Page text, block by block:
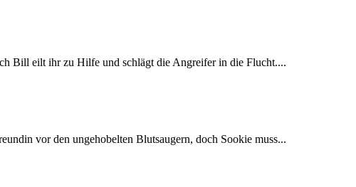
Bill eilt ihr zu Hilfe und schlägt die Angreifer in die Flucht....
vor den ungehobelten Blutsaugern, doch Sookie muss...